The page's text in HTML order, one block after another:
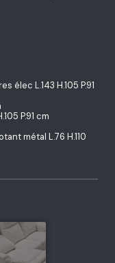
élec L.143 H.105 P.91
P.91 cm
métal L.76 H.110